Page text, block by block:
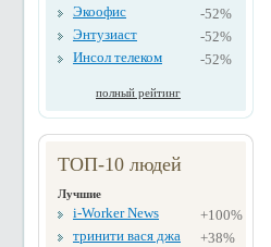
Экоофис
-52%
Энтузиаст
-52%
Инсол телеком
-52%
полный рейтинг
ТОП-10 людей
Лучшие
i-Worker News
+100%
тринити вася джа
+38%